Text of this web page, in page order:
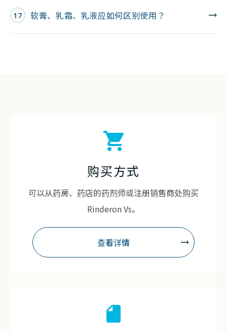
17 软膏、乳霜、乳液应如何区别使用？
购买方式
可以从药房、药店的药剂师或注册销售商处购买
Rinderon Vs。
查看详情